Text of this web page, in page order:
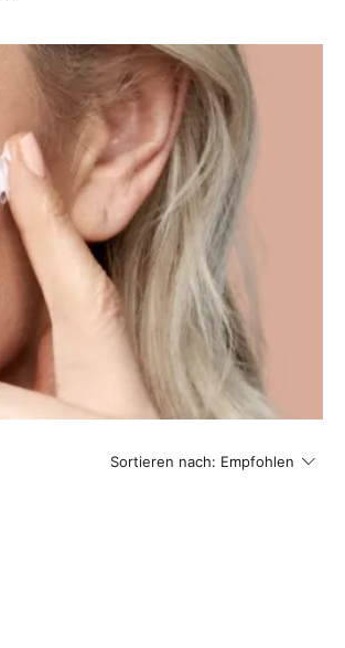
Sortieren nach: Empfohlen